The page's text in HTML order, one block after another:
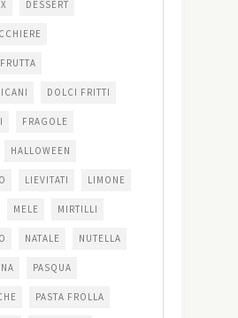
DESSERT
DOLCI FRITTI
FRAGOLE
HALLOWEEN
LIEVITATI LIMONE
MELE MIRTILLI
NATALE NUTELLA
PASQUA
PASTA FROLLA